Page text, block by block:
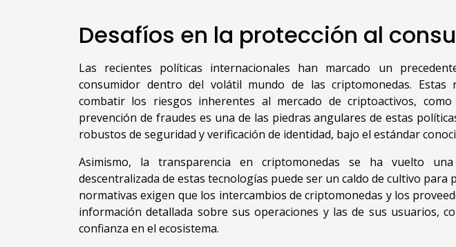
Desafíos en la protección al
Las recientes políticas internacionales han marcado un
consumidor dentro del volátil mundo de las criptomonedas. Estas
combatir los riesgos inherentes al mercado de criptoactivos,
prevención de fraudes es una de las piedras angulares de estas
robustos de seguridad y verificación de identidad, bajo el estándar
Asimismo, la transparencia en criptomonedas se ha vuelto
descentralizada de estas tecnologías puede ser un caldo de cultivo para
normativas exigen que los intercambios de criptomonedas y los
información detallada sobre sus operaciones y las de sus usuarios,
confianza en el ecosistema.